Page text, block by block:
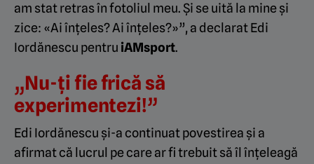
am stat retras în fotoliul meu. Și se uită la mine și
zice: «Ai înțeles? Ai înțeles?»”, a declarat Edi
Iordănescu pentru iAMsport.
„Nu-ți fie frică să
experimentezi!”
Edi Iordănescu și-a continuat povestirea și a
afirmat că lucrul pe care ar fi trebuit să îl înțeleagă